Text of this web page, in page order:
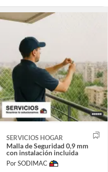
SERVICIOS HOGAR
Malla de Seguridad 0,9 mm
con instalación incluida
Por SODIMAC